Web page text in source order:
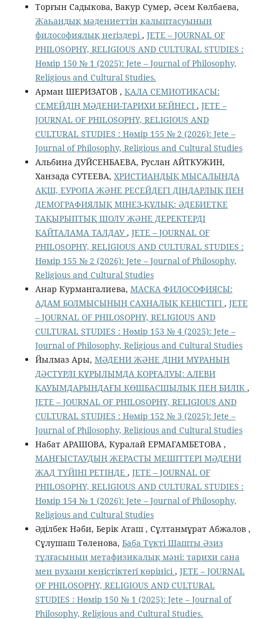
Торғын Садыкова, Вакур Сумер, Әсем Көлбаева,
Жаһандық мәдениеттің қалыптасуының
философиялық негіздері, JETE – JОURNAL OF
PHILOSOPHY, RELIGIOUS AND CULTURAL STUDIES :
Нөмір 150 № 1 (2025): Jete – Jоurnal of Philosophy,
Religious аnd Cultural Studies.
Арман ШЕРИЗАТОВ , ҚАЛА СЕМИОТИКАСЫ:
СЕМЕЙДІҢ МӘДЕНИ-ТАРИХИ БЕЙНЕСІ , JETE –
JОURNAL OF PHILOSOPHY, RELIGIOUS AND
CULTURAL STUDIES : Нөмір 155 № 2 (2026): Jete –
Jоurnal of Philosophy, Religious аnd Cultural Studies
Альбина ДУЙСЕНБАЕВА, Руслан АЙТКУЖИН,
Ханзада СУТЕЕВА, ХРИСТИАНДЫҚ МЫСАЛЫНДА
АҚШ, ЕУРОПА ЖӘНЕ РЕСЕЙДЕГІ ДІНДАРЛЫҚ ПЕН
ДЕМОГРАФИЯЛЫҚ МІНЕЗ-ҚҰЛЫҚ: ӘДЕБИЕТКЕ
ТАҚЫРЫПТЫҚ ШОЛУ ЖӘНЕ ДЕРЕКТЕРДІ
ҚАЙТАЛАМА ТАЛДАУ, JETE – JОURNAL OF
PHILOSOPHY, RELIGIOUS AND CULTURAL STUDIES :
Нөмір 155 № 2 (2026): Jete – Jоurnal of Philosophy,
Religious аnd Cultural Studies
Анар Курмангалиева, МАСКА ФИЛОСОФИЯСЫ:
АДАМ БОЛМЫСЫНЫҢ САХНАЛЫҚ КЕҢІСТІГІ , JETE
– JОURNAL OF PHILOSOPHY, RELIGIOUS AND
CULTURAL STUDIES : Нөмір 153 № 4 (2025): Jete –
Jоurnal of Philosophy, Religious аnd Cultural Studies
Йылмаз Ары, МӘДЕНИ ЖӘНЕ ДІНИ МҰРАНЫҢ
ДӘСТҮРЛІ ҚҰРЫЛЫМДА ҚОРҒАЛУЫ: АЛЕВИ
ҚАУЫМДАРЫНДАҒЫ КӨШБАСШЫЛЫҚ ПЕН БИЛІК ,
JETE – JОURNAL OF PHILOSOPHY, RELIGIOUS AND
CULTURAL STUDIES : Нөмір 152 № 3 (2025): Jete –
Jоurnal of Philosophy, Religious аnd Cultural Studies
Набат АРАШОВА, Куралай ЕРМАГАМБЕТОВА ,
МАҢҒЫСТАУДЫҢ ЖЕРАСТЫ МЕШІТТЕРІ МӘДЕНИ
ЖАД ТҮЙІНІ РЕТІНДЕ , JETE – JОURNAL OF
PHILOSOPHY, RELIGIOUS AND CULTURAL STUDIES :
Нөмір 154 № 1 (2026): Jete – Jоurnal of Philosophy,
Religious аnd Cultural Studies
Әділбек Нәби, Берік Аташ , Сұлтанмұрат Абжалов ,
Сұлушаш Төленова, Баба Түкті Шашты Әзиз
тұлғасының метафизикалық мәні: тарихи сана
мен рухани кеңістіктегі көрінісі, JETE – JОURNAL
OF PHILOSOPHY, RELIGIOUS AND CULTURAL
STUDIES : Нөмір 150 № 1 (2025): Jete – Jоurnal of
Philosophy, Religious аnd Cultural Studies.